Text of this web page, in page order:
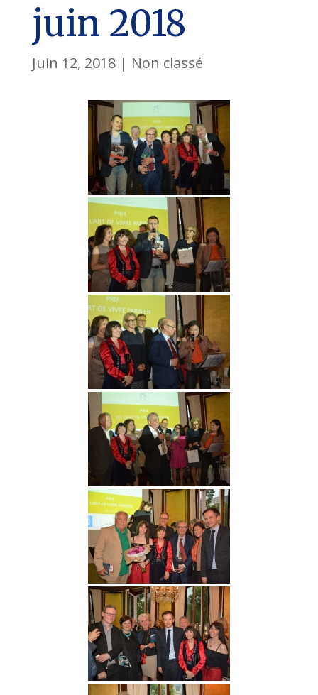
juin 2018
Juin 12, 2018| Non classé